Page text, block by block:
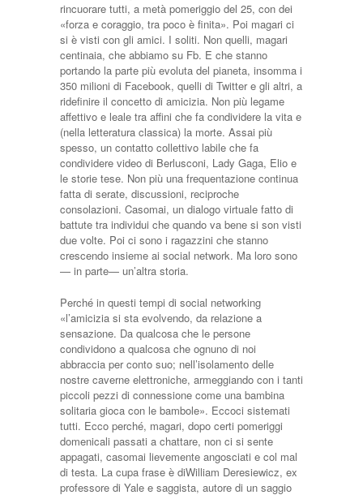
rincuorare tutti, a metà pomeriggio del 25, con dei
«forza e coraggio, tra poco è finita». Poi magari ci
si è visti con gli amici. I soliti. Non quelli, magari
centinaia, che abbiamo su Fb. E che stanno
portando la parte più evoluta del pianeta, insomma i
350 milioni di Facebook, quelli di Twitter e gli altri, a
ridefinire il concetto di amicizia. Non più legame
affettivo e leale tra affini che fa condividere la vita e
(nella letteratura classica) la morte. Assai più
spesso, un contatto collettivo labile che fa
condividere video di Berlusconi, Lady Gaga, Elio e
le storie tese. Non più una frequentazione continua
fatta di serate, discussioni, reciproche
consolazioni. Casomai, un dialogo virtuale fatto di
battute tra individui che quando va bene si son visti
due volte. Poi ci sono i ragazzini che stanno
crescendo insieme ai social network. Ma loro sono
— in parte— un’altra storia.
Perché in questi tempi di social networking
«l’amicizia si sta evolvendo, da relazione a
sensazione. Da qualcosa che le persone
condividono a qualcosa che ognuno di noi
abbraccia per conto suo; nell’isolamento delle
nostre caverne elettroniche, armeggiando con i tanti
piccoli pezzi di connessione come una bambina
solitaria gioca con le bambole». Eccoci sistemati
tutti. Ecco perché, magari, dopo certi pomeriggi
domenicali passati a chattare, non ci si sente
appagati, casomai lievemente angosciati e col mal
di testa. La cupa frase è diWilliam Deresiewicz, ex
professore di Yale e saggista, autore di un saggio